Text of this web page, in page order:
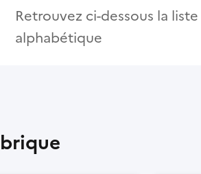
Retrouvez ci-dessous la
alphabétique